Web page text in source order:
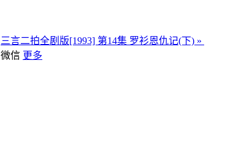
三言二拍全剧版[1993] 第14集 罗衫恩仇记(下) »
微信 更多